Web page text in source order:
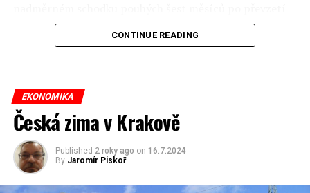
kdy byl více než 10 měsíců Morawiecki premiérem.
Prezident Institutu veřejných financí Sławomir Dudek
tvrdí, že v roce 2023 si byl Morawiecki vědom, že mu
hrozí procedura apři nadměrném schodku, ale snažil se
to před Poláky utajit, aby před volbami nerozproudil
diskuzi o stavu veřejných financí. Navíc rozpočet na rok
2024 je návrhem Morawieckého vlády a předpokládal
schodek 4,5 % HDP.
CONTINUE READING
EKONOMIKA
Česká zima v Krakově
Published 2 roky ago on 16.7.2024
By Jaromír Piskoř